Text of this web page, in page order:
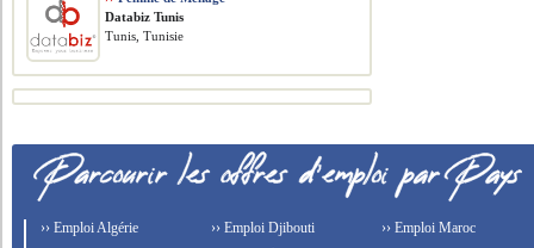
Databiz Tunis
Tunis, Tunisie
›› Emploi Algérie
›› Emploi Djibouti
›› Emploi Maroc